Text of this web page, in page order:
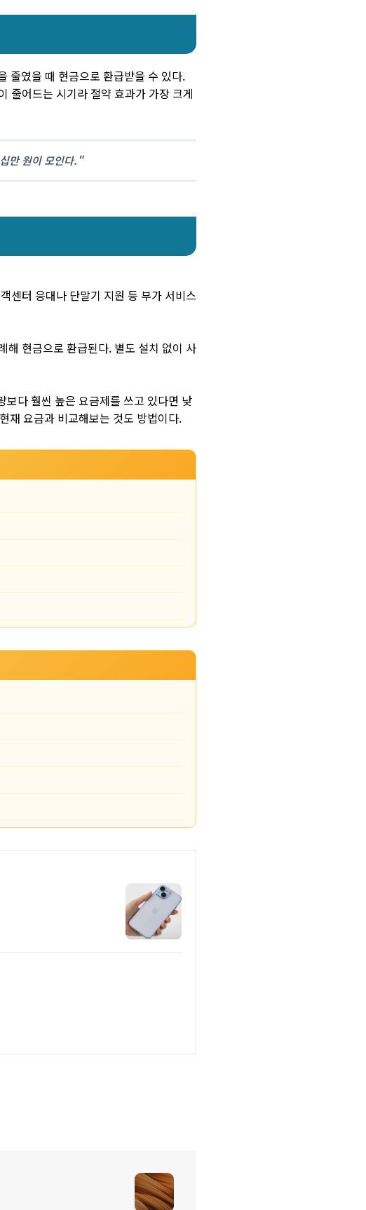
줄였을 때 현금으로 환급받을 수 있다.
줄어드는 시기라 절약 효과가 가장 크게
만 원이 모인다."
센터 응대나 단말기 지원 등 부가 서비스
해 현금으로 환급된다. 별도 설치 없이 사
다 훨씬 높은 요금제를 쓰고 있다면 낮
재 요금과 비교해보는 것도 방법이다.